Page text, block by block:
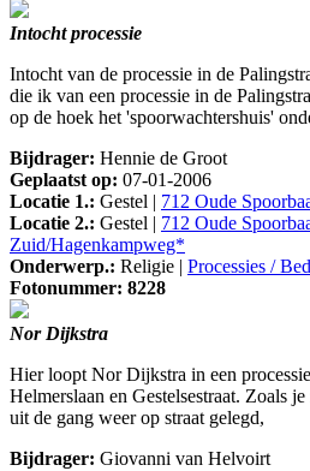
Intocht processie
Intocht van de processie in de
die ik van een processie in de
op de hoek het 'spoorwachtershuis'
Bijdrager: Hennie de Groot
Geplaatst op: 07-01-2006
Locatie 1.: Gestel | 712 Oude
Locatie 2.: Gestel | 712 Oude
Zuid/Hagenkampweg*
Onderwerp.: Religie | Processies /
Fotonummer: 8228
Nor Dijkstra
Hier loopt Nor Dijkstra in een
Helmerslaan en Gestelsestraat. Zoals
uit de gang weer op straat gelegd,
Bijdrager: Giovanni van Helvoirt